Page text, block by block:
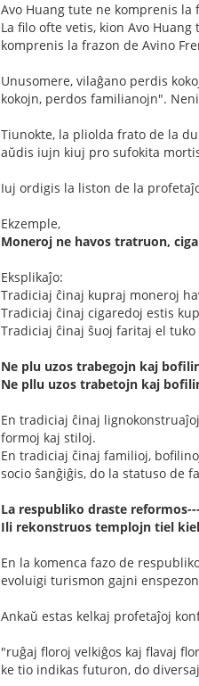
Avo Huang tute ne komprenis
La filo ofte vetis, kion Avo
komprenis la frazon de Avino
Unusomere, vilaĝano perdis
kokojn, perdos familianojn".
Tiunokte, la pliolda frato de la
aŭdis iujn kiuj pro sufokita
Iuj ordigis la liston de la
Ekzemple,
Moneroj ne havos tratruon,
Eksplikaĵo:
Tradiciaj ĉinaj kupraj moneroj
Tradiciaj ĉinaj cigaredoj estis
Tradiciaj ĉinaj ŝuoj faritaj el
Ne plu uzos trabegojn kaj
Ne pllu uzos trabetojn kaj
En tradiciaj ĉinaj
formoj kaj stiloj.
En tradiciaj ĉinaj familioj,
socio ŝanĝiĝis, do la statuso de
La respubliko draste
Ili rekonstruos templojn tiel
En la komenca fazo de
evoluigi turismon gajni
Ankaŭ estas kelkaj profetaĵoj
"ruĝaj floroj velkiĝos kaj flavaj
ke tio indikas futuron, do